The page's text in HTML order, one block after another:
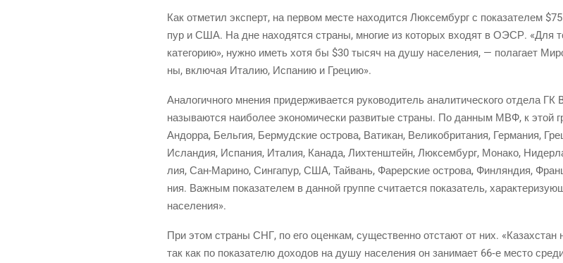
Как отме­тил экс­перт, на пер­вом месте нахо­дит­ся Люк­сем­бург с пока­за­те­лем
пур и США. На дне нахо­дят­ся стра­ны, мно­гие из кото­рых вхо­дят в ОЭСР. «Для
кате­го­рию», нуж­но иметь хотя бы $30 тысяч на душу насе­ле­ния, — пола­га­ет
ны, вклю­чая Ита­лию, Испа­нию и Грецию».
Ана­ло­гич­но­го мне­ния при­дер­жи­ва­ет­ся руко­во­ди­тель ана­ли­ти­че­ско­го отде­ла
назы­ва­ют­ся наи­бо­лее эко­но­ми­че­ски раз­ви­тые стра­ны. По дан­ным МВФ, к этой
Андор­ра, Бель­гия, Бер­муд­ские ост­ро­ва, Вати­кан, Вели­ко­бри­та­ния, Гер­ма­ния,
Ислан­дия, Испа­ния, Ита­лия, Кана­да, Лих­тен­штейн, Люк­сем­бург, Мона­ко,
лия, Сан-Мари­но, Син­га­пур, США, Тай­вань, Фарер­ские ост­ро­ва, Фин­лян­дия,
ния. Важ­ным пока­за­те­лем в дан­ной груп­пе счи­та­ет­ся пока­за­тель,
населения».
При этом стра­ны СНГ, по его оцен­кам, суще­ствен­но отста­ют от них. «Казах­стан
так как по пока­за­те­лю дохо­дов на душу насе­ле­ния он зани­ма­ет 66‑е место